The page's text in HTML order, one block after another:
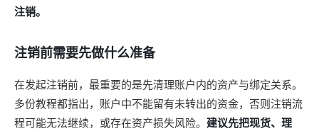
注销。
注销前需要先做什么准备
在发起注销前，最重要的是先清理账户内的资产与绑定关系。
多份教程都指出，账户中不能留有未转出的资金，否则注销流
程可能无法继续，或存在资产损失风险。 建议先把现货、理